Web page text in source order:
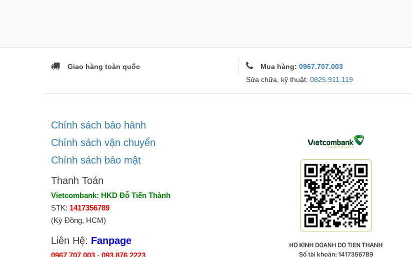
Giao hàng toàn quốc Mua hàng: 0967.707.003
Sửa chữa, kỹ thuật: 0825.911.119
Chính sách bảo hành
Chính sách vận chuyển
Chính sách bảo mật
Thanh Toán
Vietcombank: HKD Đỗ Tiến Thành
STK: 1417356789
(Kỳ Đồng, HCM)
Liên Hệ: Fanpage
0967.707.003 - 093.876.2223